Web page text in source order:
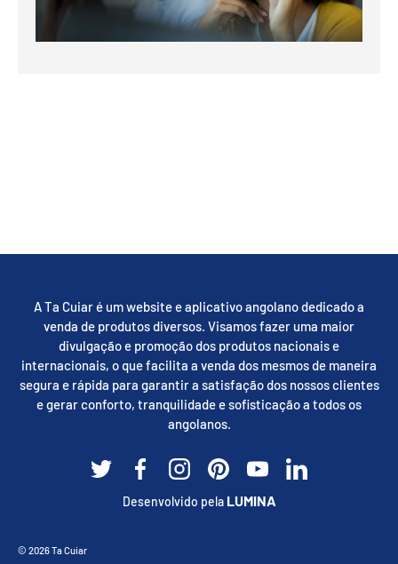
A Ta Cuiar é um website e aplicativo angolano dedicado a
venda de produtos diversos. Visamos fazer uma maior
divulgação e promoção dos produtos nacionais e
internacionais, o que facilita a venda dos mesmos de maneira
segura e rápida para garantir a satisfação dos nossos clientes
e gerar conforto, tranquilidade e sofisticação a todos os
angolanos.
TwitterFacebookInstagramPinterestYouTubeLinkedin
© 2026Ta Cuiar
Desenvolvido pela LUMINA